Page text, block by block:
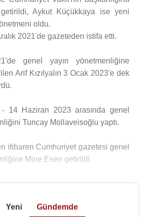
Aykut Küçükkaya ise yeni
oldu.
2021'de gazeteden istifa etti.
genel yayın yönetmenliğine
Arif Kızılyalın 3 Ocak 2023'e dek
14 Haziran 2023 arasında genel
Tuncay Mollaveisoğlu yaptı.
itibaren Cumhuriyet gazetesi genel
Mine Esen getirildi.
Yeni Gündemde